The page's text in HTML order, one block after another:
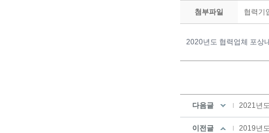
첨부파일 협력기
2020년도 협력업체 포상
다음글 2021년
이전글 2019년